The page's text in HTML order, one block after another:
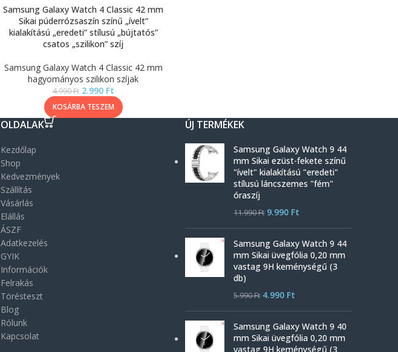
Samsung Galaxy Watch 4 Classic 42 mm
Sikai púderrózsaszín színű „ívelt”
kialakítású „eredeti” stílusú „bújtatós”
csatos „szilikon” szíj
Samsung Galaxy Watch 4 Classic 42 mm
hagyományos szilikon szíjak
4.990Ft 2.990 Ft
KOSÁRBA TESZEM
OLDALAK
Kezdőlap
Shop
Kedvezmények
Szállítás
Vásárlás
Elállás
ÁSZF
Adatkezelés
GYIK
Információk
Felrakás
Törésteszt
Blog
Rólunk
Kapcsolat
ÚJ TERMÉKEK
Samsung Galaxy Watch 9 44
mm Sikai ezüst-fekete színű
"ívelt" kialakítású "eredeti"
stílusú láncszemes "fém"
óraszíj
11.990Ft 9.990 Ft
Samsung Galaxy Watch 9 44
mm Sikai üvegfólia 0,20 mm
vastag 9H keménységű (3
db)
5.990Ft 4.990 Ft
Samsung Galaxy Watch 9 40
mm Sikai üvegfólia 0,20 mm
vastag 9H keménységű (3